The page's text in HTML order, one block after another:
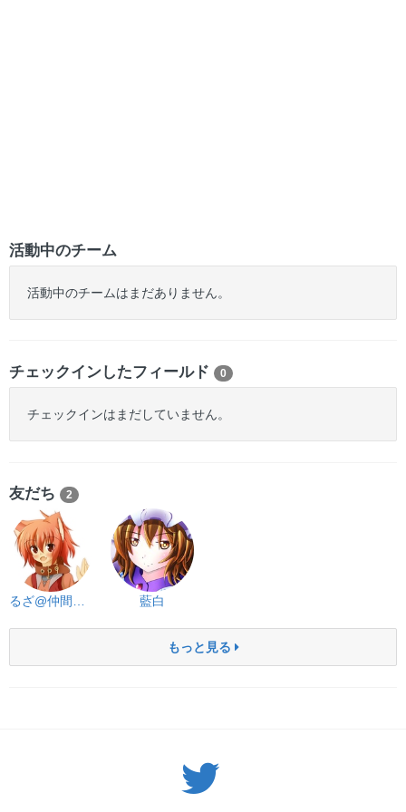
活動中のチーム
活動中のチームはまだありません。
チェックインしたフィールド 0
チェックインはまだしていません。
友だち 2
るざ@仲間欲しい 藍白
もっと見る